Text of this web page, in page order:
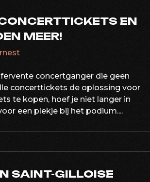
EN
MEER!
concertganger die geen
concerttickets de oplossing voor
te kopen, hoef je niet langer in
een plekje bij het podium....
SAINT-GILLOISE